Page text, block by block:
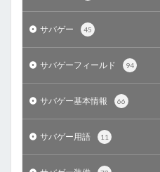
サバゲー 45
サバゲーフィールド 94
サバゲー基本情報 66
サバゲー用語 11